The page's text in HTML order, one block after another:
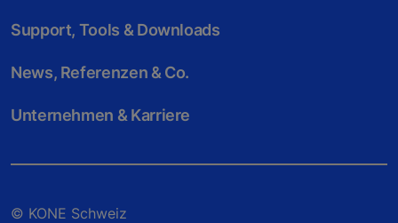
Support, Tools & Downloads
News, Referenzen & Co.
Unternehmen & Karriere
© KONE Schweiz